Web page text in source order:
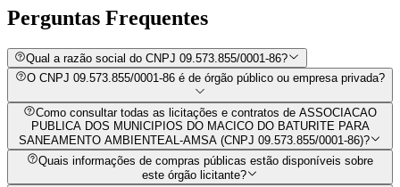
Perguntas Frequentes
Qual a razão social do CNPJ 09.573.855/0001-86?
O CNPJ 09.573.855/0001-86 é de órgão público ou empresa privada?
Como consultar todas as licitações e contratos de ASSOCIACAO
PUBLICA DOS MUNICIPIOS DO MACICO DO BATURITE PARA
SANEAMENTO AMBIENTEAL-AMSA (CNPJ 09.573.855/0001-86)?
Quais informações de compras públicas estão disponíveis sobre
este órgão licitante?